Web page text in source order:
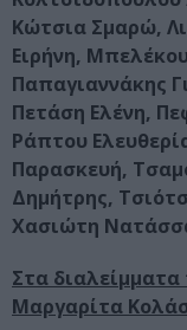
Κώτσια Σμαρώ,
Ειρήνη,
Παπαγιαννάκης
Πετάση Ελένη,
Ράπτου
Παρασκευή,
Δημήτρης,
Χασιώτη
Στα
Μαργαρίτα